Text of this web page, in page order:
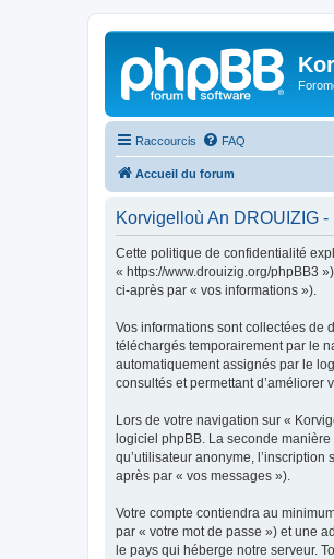
Raccourcis FAQ
Accueil du forum
Korvigelloù An DROUIZIG
Cette politique de confidentialité
« https://www.drouizig.org/phpBB3
ci-après par « vos informations »).
Vos informations sont collectées de
téléchargés temporairement par le
automatiquement assignés par le
consultés et permettant d’améliorer
Lors de votre navigation sur «
logiciel phpBB. La seconde
qu’utilisateur anonyme,
après par « vos messages »).
Votre compte contiendra au
par « votre mot de passe ») et une
le pays qui héberge notre serveur.